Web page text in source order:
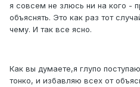
я совсем не злюсь ни на кого -
объяснять. Это как раз тот
чему. И так все ясно.
Как вы думаете,я глупо
тонко, и избавляю всех от